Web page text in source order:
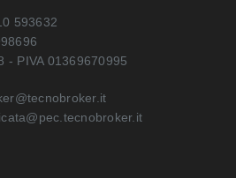
593632
- PIVA 01369670995